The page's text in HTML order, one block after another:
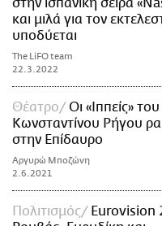
στην ισπανική σειρά
και μιλά για τον
υποδύεται
The LiFO team
22.3.2022
Θέατρο
Οι «Ιππείς» του
Κωνσταντίνου Ρήγου
στην Επίδαυρο
Αργυρώ Μποζώνη
2.6.2021
Πολιτισμός
Eurovision